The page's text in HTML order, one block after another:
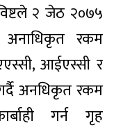
२ जेठ २०७५
अनाधिकृत रकम
आईएस्सी र
अनधिकृत रकम
गर्न गृह